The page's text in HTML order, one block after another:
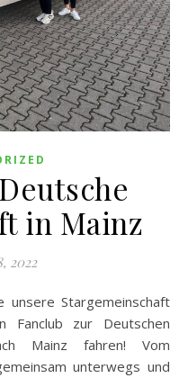
in Mainz
2022
Fanclub zur Deutschen
Mainz fahren! Vom
unterwegs und